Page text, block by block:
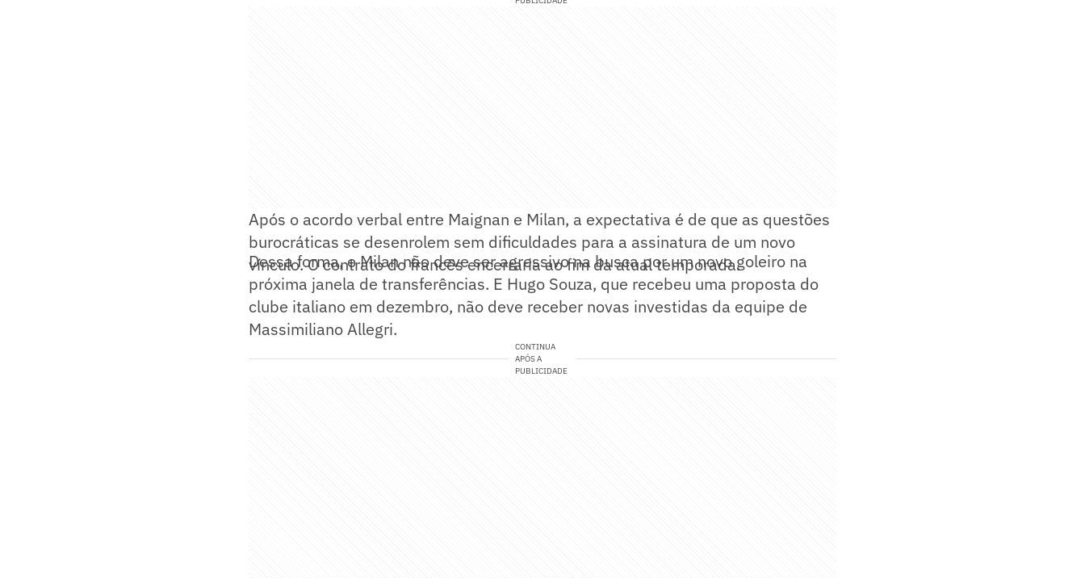
Após o acordo verbal entre Maignan e Milan, a expectativa é de que as questões
burocráticas se desenrolem sem dificuldades para a assinatura de um novo
vínculo. O contrato do francês encerraria ao fim da atual temporada.
Dessa forma, o Milan não deve ser agressivo na busca por um novo goleiro na
próxima janela de transferências. E Hugo Souza, que recebeu uma proposta do
clube italiano em dezembro, não deve receber novas investidas da equipe de
Massimiliano Allegri.
CONTINUA
APÓS A
PUBLICIDADE